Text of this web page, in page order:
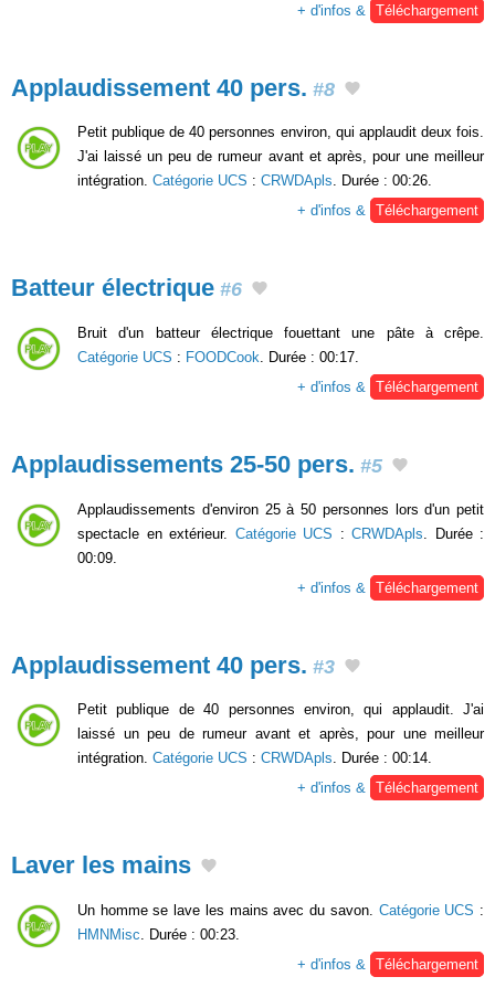
+ d'infos &
Téléchargement
Applaudissement 40 pers. #8
Petit publique de 40 personnes environ, qui applaudit deux fois.
J'ai laissé un peu de rumeur avant et après, pour une meilleur
intégration. Catégorie UCS : CRWDApls. Durée : 00:26.
+ d'infos & Téléchargement
Batteur électrique #6
Bruit d'un batteur électrique fouettant une pâte à crêpe.
Catégorie UCS : FOODCook. Durée : 00:17.
+ d'infos & Téléchargement
Applaudissements 25-50 pers. #5
Applaudissements d'environ 25 à 50 personnes lors d'un petit
spectacle en extérieur. Catégorie UCS : CRWDApls . Durée :
00:09.
+ d'infos &
Téléchargement
Applaudissement 40 pers. #3
Petit publique de 40 personnes environ, qui applaudit. J'ai
laissé un peu de rumeur avant et après, pour une meilleur
intégration. Catégorie UCS : CRWDApls. Durée : 00:14.
+ d'infos & Téléchargement
Laver les mains
Un homme se lave les mains avec du savon. Catégorie UCS :
HMNMisc. Durée : 00:23.
+ d'infos & Téléchargement